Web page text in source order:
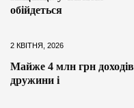
обійдеться
2 КВІТНЯ, 2026
Майже 4 млн грн доходів
дружини і